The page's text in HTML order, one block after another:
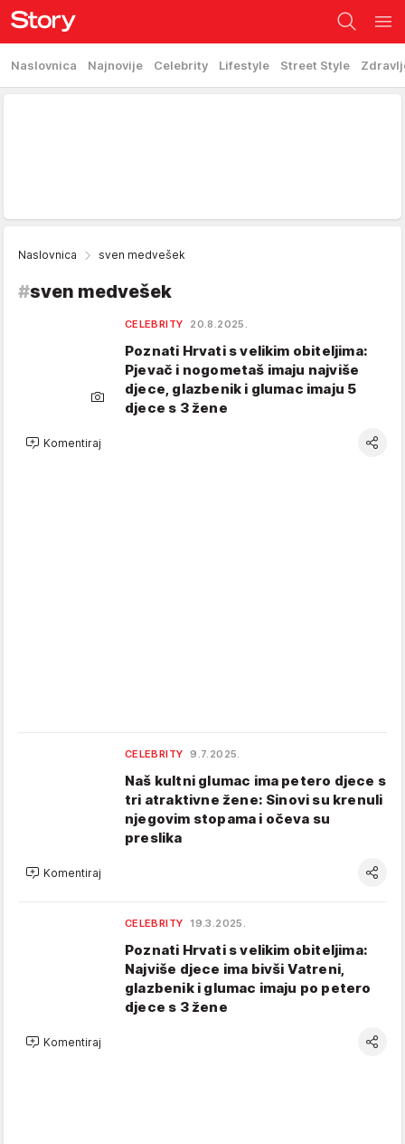
Naslovnica Najnovije Celebrity Lifestyle Street Style
Naslovnica sven medvešek
#sven medvešek
CELEBRITY 20.8.2025.
Poznati Hrvati s velikim obiteljima:
Pjevač i nogometaš imaju najviše
djece, glazbenik i glumac imaju 5
djece s 3 žene
Komentiraj
CELEBRITY 9.7.2025.
Naš kultni glumac ima petero djece s
tri atraktivne žene: Sinovi su krenuli
njegovim stopama i očeva su
preslika
Komentiraj
CELEBRITY 19.3.2025.
Poznati Hrvati s velikim obiteljima:
Najviše djece ima bivši Vatreni,
glazbenik i glumac imaju po petero
djece s 3 žene
Komentiraj